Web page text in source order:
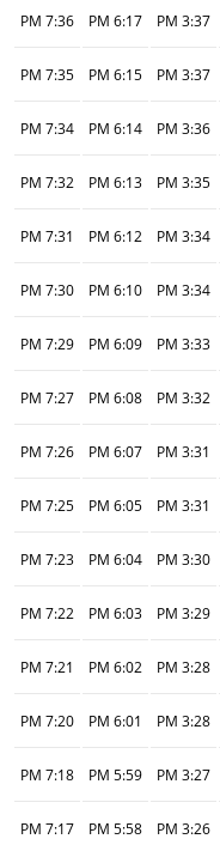
3:37 PM
6:17 PM
7:36 PM
3:37 PM
6:15 PM
7:35 PM
3:36 PM
6:14 PM
7:34 PM
3:35 PM
6:13 PM
7:32 PM
3:34 PM
6:12 PM
7:31 PM
3:34 PM
6:10 PM
7:30 PM
3:33 PM
6:09 PM
7:29 PM
3:32 PM
6:08 PM
7:27 PM
3:31 PM
6:07 PM
7:26 PM
3:31 PM
6:05 PM
7:25 PM
3:30 PM
6:04 PM
7:23 PM
3:29 PM
6:03 PM
7:22 PM
3:28 PM
6:02 PM
7:21 PM
3:28 PM
6:01 PM
7:20 PM
3:27 PM
5:59 PM
7:18 PM
3:26 PM
5:58 PM
7:17 PM